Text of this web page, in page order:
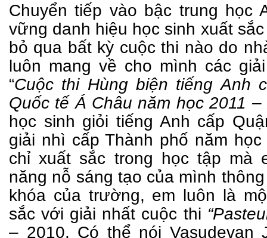
Chuyển tiếp vào bậc trung học
vững danh hiệu học sinh xuất
bỏ qua bất kỳ cuộc thi nào do
luôn mang về cho mình các
“Cuộc thi Hùng biện tiếng Anh
Quốc tế Á Châu năm học 2011 –
học sinh giỏi tiếng Anh cấp
giải nhì cấp Thành phố năm
chỉ xuất sắc trong học tập mà
năng nỗ sáng tạo của mình
khóa của trường, em luôn là
sắc với giải nhất cuộc thi
– 2010. Có thể nói Vasudevan